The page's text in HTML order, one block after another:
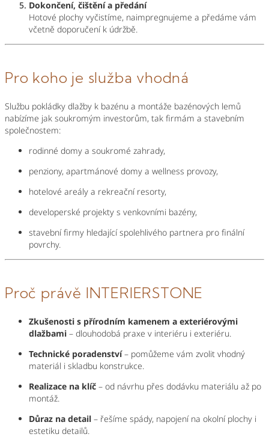
Dokončení, čištění a předání
Hotové plochy vyčistíme, naimpregnujeme a předáme vám
včetně doporučení k údržbě.
Pro koho je služba vhodná
Službu pokládky dlažby k bazénu a montáže bazénových lemů
nabízíme jak soukromým investorům, tak firmám a stavebním
společnostem:
rodinné domy a soukromé zahrady,
penziony, apartmánové domy a wellness provozy,
hotelové areály a rekreační resorty,
developerské projekty s venkovními bazény,
stavební firmy hledající spolehlivého partnera pro finální
povrchy.
Proč právě INTERIERSTONE
Zkušenosti s přírodním kamenem a exteriérovými
dlažbami – dlouhodobá praxe v interiéru i exteriéru.
Technické poradenství– pomůžeme vám zvolit vhodný
materiál i skladbu konstrukce.
Realizace na klíč – od návrhu přes dodávku materiálu až po
montáž.
Důraz na detail – řešíme spády, napojení na okolní plochy i
estetiku detailů.